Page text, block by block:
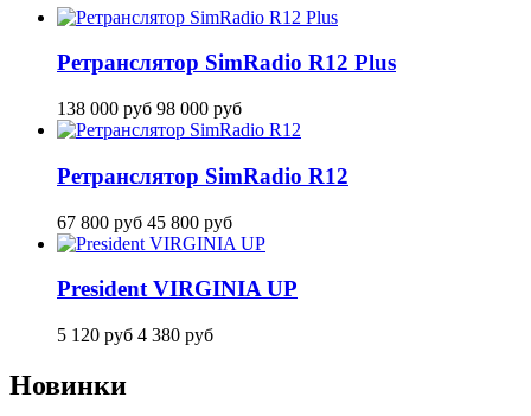
Ретранслятор SimRadio R12 Plus
138 000 руб 98 000 руб
Ретранслятор SimRadio R12
67 800 руб 45 800 руб
President VIRGINIA UP
5 120 руб 4 380 руб
Новинки